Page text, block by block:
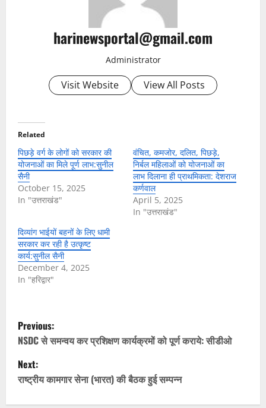
harinewsportal@gmail.com
Administrator
Visit Website View All Posts
Related
पिछड़े वर्ग के लोगों को सरकार की
योजनाओं का मिले पूर्ण लाभ:सुनील
सैनी
October 15, 2025
In "उत्तराखंड"
वंचित, कमजोर, दलित, पिछड़े,
निर्बल महिलाओं को योजनाओं का
लाभ दिलाना ही प्राथमिकता: देशराज
कर्णवाल
April 5, 2025
In "उत्तराखंड"
दिव्यांग भाईयों बहनों के लिए धामी
सरकार कर रही है उत्कृष्ट
कार्य:सुनील सैनी
December 4, 2025
In "हरिद्वार"
P
o
s
Previous:
NSDC से समन्वय कर प्रशिक्षण कार्यक्रमों को पूर्ण कराये: सीडीओ
Next:
राष्ट्रीय कामगार सेना (भारत) की बैठक हुई सम्पन्न